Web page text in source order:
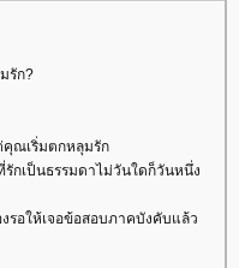
รัก?
ณเริ่มตกหลุมรัก
รักเป็นธรรมดาไม่วันใดก็วันหนึ่ง
รอให้เจอข้อสอบภาคบังคับแล้ว